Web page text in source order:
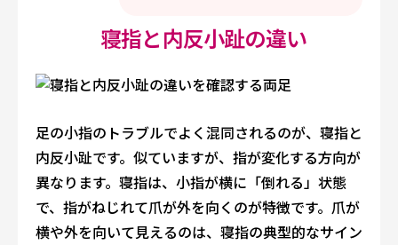
寝指と内反小趾の違い
足の小指のトラブルでよく混同されるのが、寝指と
内反小趾です。似ていますが、指が変化する方向が
異なります。寝指は、小指が横に「倒れる」状態
で、指がねじれて爪が外を向くのが特徴です。爪が
横や外を向いて見えるのは、寝指の典型的なサイン